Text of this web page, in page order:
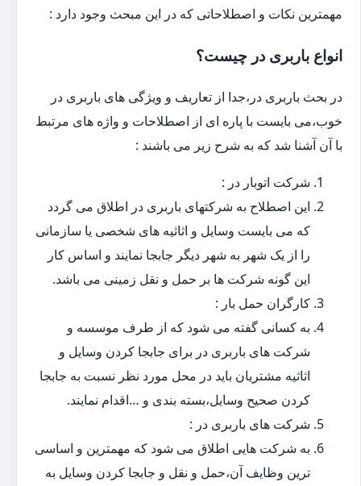
مهمترین نکات و اصطلاحاتی که در این مبحث وجود دارد :
انواع باربری در چیست؟
در بحث باربری در،جدا از تعاریف و ویژگی های باربری در
خوب،می بایست با پاره ای از اصطلاحات و واژه های مرتبط
با آن آشنا شد که به شرح زیر می باشند :
شرکت اتوبار در :
این اصطلاح به شرکتهای باربری در اطلاق می گردد
که می بایست وسایل و اثاثیه های شخصی یا سازمانی
را از یک شهر به شهر دیگر جابجا نمایند و اساس کار
این گونه شرکت ها بر حمل و نقل زمینی می باشد.
کارگران حمل بار :
به کسانی گفته می شود که از طرف موسسه و
شرکت های باربری در برای جابجا کردن وسایل و
اثاثیه مشتریان باید در محل مورد نظر نسبت به جابجا
کردن صحیح وسایل،بسته بندی و …اقدام نمایند.
شرکت های باربری در :
به شرکت هایی اطلاق می شود که مهمترین و اساسی
ترین وظایف آن،حمل و نقل و جابجا کردن وسایل به